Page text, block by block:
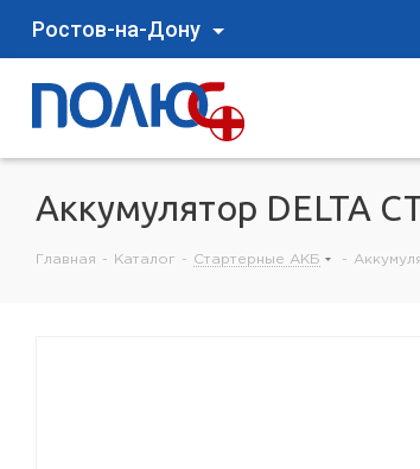
Ростов-на-Дону
Аккумулятор DELTA
Главная - Каталог - Стартерные АКБ -